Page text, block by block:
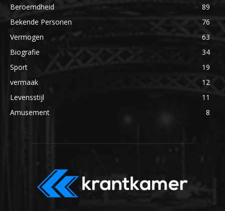
Beroemdheid
89
Bekende Personen
76
Vermogen
63
Biografie
34
Sport
19
vermaak
12
Levensstijl
11
Amusement
8